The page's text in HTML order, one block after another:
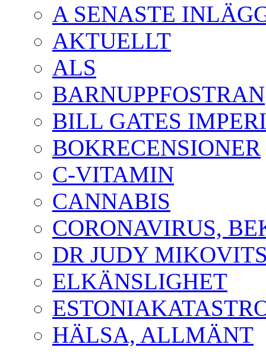
A SENASTE
AKTUELLT
ALS
BARNUPPFOSTRAN
BILL GATES
BOKRECENSIONER
C-VITAMIN
CANNABIS
CORONAVIRUS,
DR JUDY
ELKÄNSLIGHET
HÄLSA, ALLMÄNT